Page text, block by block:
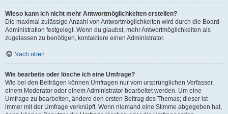
Wieso kann ich nicht mehr Antwortmöglichkeiten erstellen?
Die maximal zulässige Anzahl von Antwortmöglichkeiten wird durch die Board-
Administration festgelegt. Wenn du glaubst, mehr Antwortmöglichkeiten als
zugelassen zu benötigen, kontaktiere einen Administrator.
Nach oben
Wie bearbeite oder lösche ich eine Umfrage?
Wie bei den Beiträgen können Umfragen nur vom ursprünglichen Verfasser,
einem Moderator oder einem Administrator bearbeitet werden. Um eine
Umfrage zu bearbeiten, ändere den ersten Beitrag des Themas; dieser ist
immer mit der Umfrage verknüpft. Wenn niemand eine Stimme abgegeben hat,